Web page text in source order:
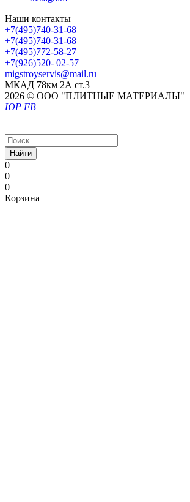
Наши контакты
+7(495)740-31-68
+7(495)740-31-68
+7(495)772-58-27
+7(926)520- 02-57
migstroyservis@mail.ru
МКАД 78км 2А ст.3
2026 © ООО "ПЛИТНЫЕ МАТЕРИАЛЫ"
ЮР FB
Найти
0
0
0
Корзина